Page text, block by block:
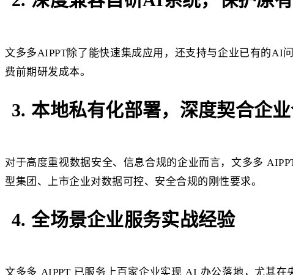
文多多AIPPT除了能快速集成应用，还支持与企业已有的
费前期研发成本。
3. 本地私有化部署，深度契合企
对于高度重视数据安全、信息合规的企业而言，文多多
型集团、上市企业对数据可控、安全合规的刚性要求。
4. 全场景企业服务实战经验
文多多 AIPPT 已服务上百家企业实现 AI 办公落地，尤其